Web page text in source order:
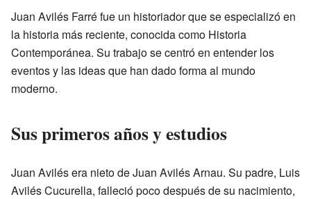
Juan Avilés Farré fue un historiador que se especializó en
la historia más reciente, conocida como Historia
Contemporánea. Su trabajo se centró en entender los
eventos y las ideas que han dado forma al mundo
moderno.
Sus primeros años y estudios
Juan Avilés era nieto de Juan Avilés Arnau. Su padre, Luis
Avilés Cucurella, falleció poco después de su nacimiento,